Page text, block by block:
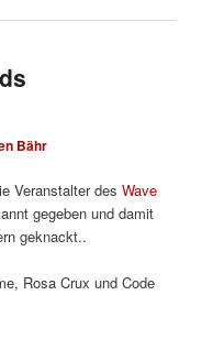
Bähr
Veranstalter desWave
gegeben und damit
geknackt..
Rosa Crux und Code